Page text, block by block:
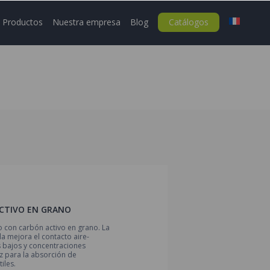
Productos Nuestra empresa Blog Catálogos
EN GRANO
carbón activo en grano. La
mejora el contacto aire-
y concentraciones
para la absorción de